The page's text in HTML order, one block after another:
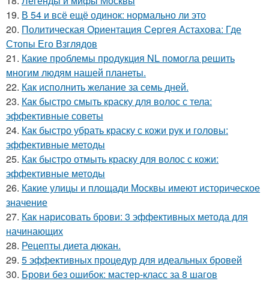
19. В 54 и всё ещё одинок: нормально ли это
20. Политическая Ориентация Сергея Астахова: Где
Стопы Его Взглядов
21. Какие проблемы продукция NL помогла решить
многим людям нашей планеты.
22. Как исполнить желание за семь дней.
23. Как быстро смыть краску для волос с тела:
эффективные советы
24. Как быстро убрать краску с кожи рук и головы:
эффективные методы
25. Как быстро отмыть краску для волос с кожи:
эффективные методы
26. Какие улицы и площади Москвы имеют историческое
значение
27. Как нарисовать брови: 3 эффективных метода для
начинающих
28. Рецепты диета дюкан.
29. 5 эффективных процедур для идеальных бровей
30. Брови без ошибок: мастер-класс за 8 шагов